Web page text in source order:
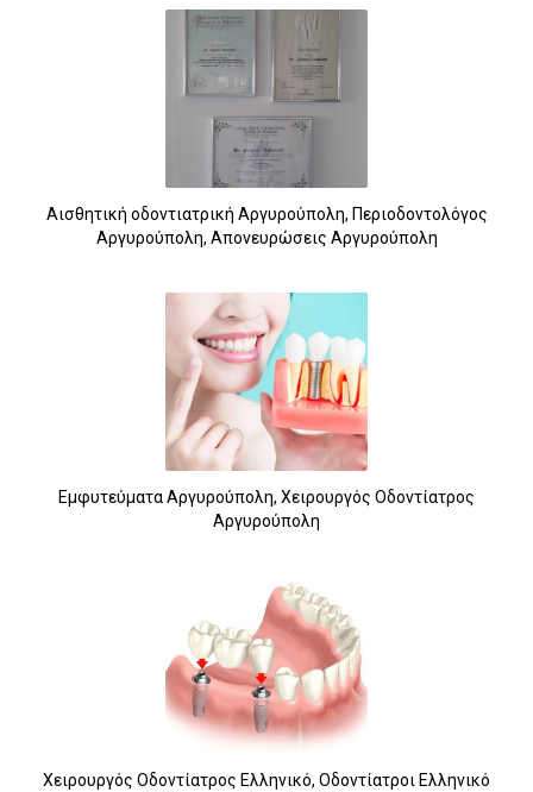
Αισθητική οδοντιατρική Αργυρούπολη, Περιοδοντολόγος
Αργυρούπολη, Απονευρώσεις Αργυρούπολη
Εμφυτεύματα Αργυρούπολη, Χειρουργός Οδοντίατρος
Αργυρούπολη
Χειρουργός Οδοντίατρος Ελληνικό, Οδοντίατροι Ελληνικό